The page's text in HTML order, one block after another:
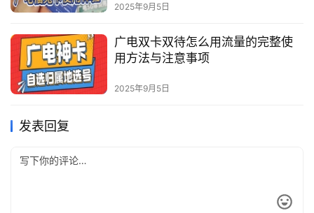
2025年9月5日
广电双卡双待怎么用流量的完整使
用方法与注意事项
2025年9月5日
发表回复